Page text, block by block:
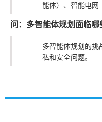
能体）、智能电网
问：多智能体规划面临哪
多智能体规划的挑
私和安全问题。